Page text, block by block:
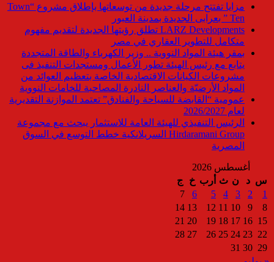
مزايا تفتتح مرحلة جديدة من توسعاتها بإطلاق مشروع “Town
Ten ” بعرابى الجديدة بمدينة العبور
LARZ Developments تطلق رؤيتها الجديدة لتقديم مفهوم
متكامل للتطوير العقاري في مصر
بمقر هيئة المواد النووية .. وزير الكهرباء والطاقة المتجددة
يتابع مع رئيس الهيئة تطور الأعمال ومستجدات التنفيذ فى
مشروعات الكيانات الاقتصادية الخاصة بتعظيم العوائد من
المواد الأرضيّة والعناصر النادرة المصاحبة للخامات النووية
عمومية “القابضة للسياحة والفنادق” تعتمد الموازنة التقديرية
لعام 2026/2027
الرئيس التنفيذي للهيئة العامة للاستثمار يبحث مع مجموعة
Hirdaramani Group السريلانكية خطط التوسع في السوق
المصرية
أغسطس 2026
س د ن ث أرب خ
ج
1
2
3
4
5
6
7
8
9
10
11
12
13
14
15
16
17
18
19
20
21
22
23
24
25
26
27
28
29
30
31